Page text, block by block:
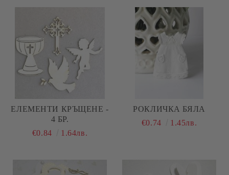
ЕЛЕМЕНТИ КРЪЩЕНЕ -
4 БР.
€0.84
1.64лв.
РОКЛИЧКА БЯЛА
€0.74
1.45лв.